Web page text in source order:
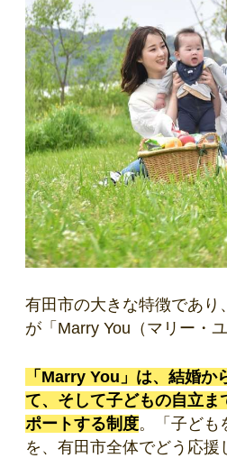
有田市の大きな特徴であり
が「Marry You（マリー・
「Marry You」は、結婚か
て、そして子どもの自立ま
ポートする制度。「子ども
を、有田市全体でどう応援